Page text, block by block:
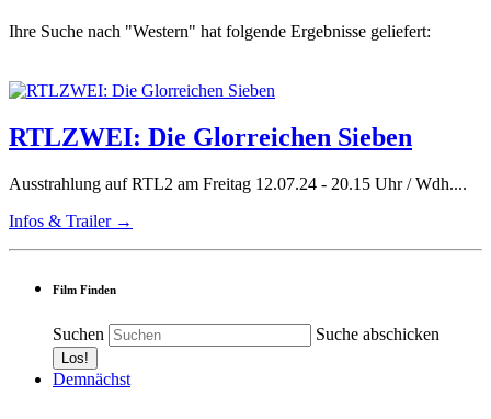
Ihre Suche nach "Western" hat folgende Ergebnisse geliefert:
RTLZWEI: Die Glorreichen Sieben
Ausstrahlung auf RTL2 am Freitag 12.07.24 - 20.15 Uhr / Wdh....
Infos & Trailer →
Film Finden
Suchen Suche abschicken
Demnächst